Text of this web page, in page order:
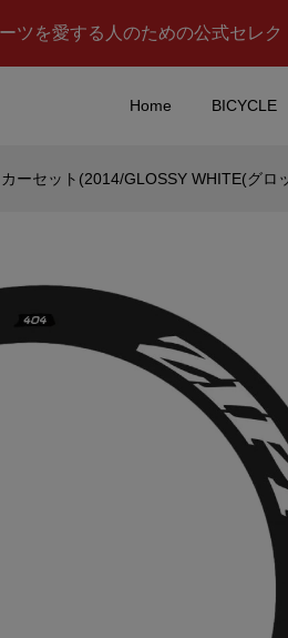
ツを愛する人のための公式セレク
Home BICYCLE
¥4,520(税込)
PORSCHE(ポルシェ)ロゴマ
グカップ(250ml/ホワイト)
ーセット(2014/GLOSSY WHITE(グロ